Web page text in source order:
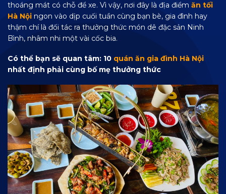
thoáng mát có chỗ để xe. Vì vậy, nơi đây là địa điểm ăn tối
Hà Nội ngon vào dịp cuối tuần cùng bạn bè, gia đình hay
thậm chí là đối tác ra thưởng thức món dê đặc sản Ninh
Bình, nhâm nhi một vài cốc bia.
Có thể bạn sẽ quan tâm: 10 quán ăn gia đình Hà Nội
nhất định phải cùng bố mẹ thưởng thức